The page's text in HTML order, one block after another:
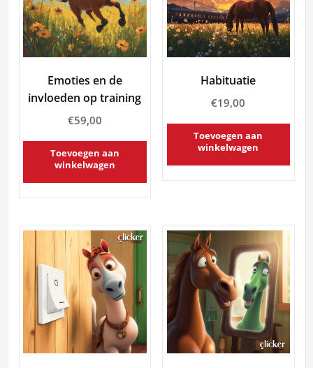
Emoties en de
invloeden op training
€59,00
Toevoegen aan
winkelwagen
Habituatie
€19,00
Toevoegen aan
winkelwagen